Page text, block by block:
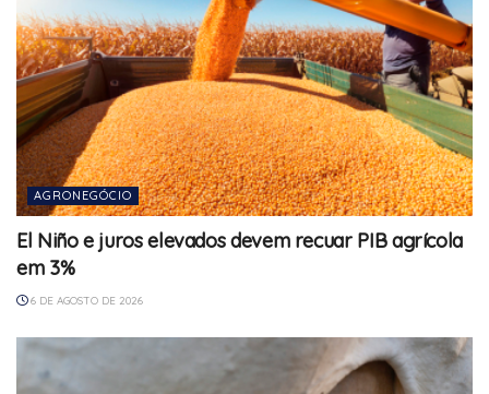
AGRONEGÓCIO
El Niño e juros elevados devem recuar PIB agrícola
em 3%
6 DE AGOSTO DE 2026